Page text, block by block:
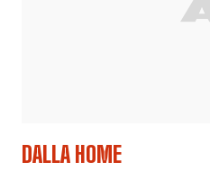
DALLA HOME